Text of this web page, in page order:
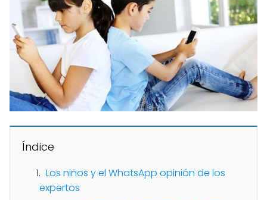
Índice
Los niños y el WhatsApp opinión de los
expertos